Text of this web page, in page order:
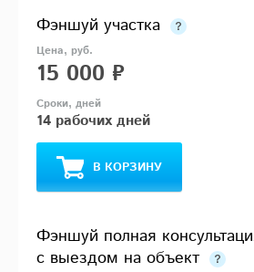
Фэншуй участка
15 000 ₽
14 рабочих дней
В КОРЗИНУ
Фэншуй полная
с выездом на объект